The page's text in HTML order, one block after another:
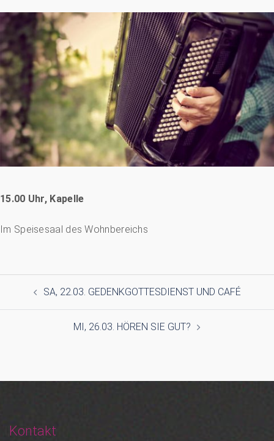
15.00 Uhr, Kapelle
Im Speisesaal des Wohnbereichs
SA, 22.03. GEDENKGOTTESDIENST UND CAFÉ
MI, 26.03. HÖREN SIE GUT?
Kontakt